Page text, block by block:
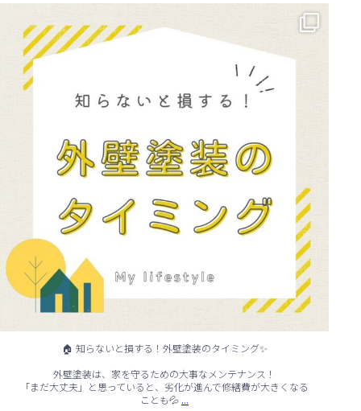
...
🏠 知らないと損する！外壁塗装のタイミング✨
外壁塗装は、家を守るための大事なメンテナンス！
「まだ大丈夫」と思っていると、劣化が進んで修繕費が大きくなる
ことも💦 ...